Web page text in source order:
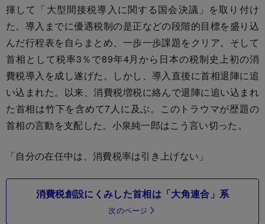
揮して「大型間接税導入に関する国会決議」を取り付け
た。導入までに優遇税制の是正などの段階的目標を盛り込
んだ行程表を自らまとめ、一歩一歩課題をクリア。そして
首相として税率3％で89年4月から日本の税制史上初の消
費税導入を成し遂げた。しかし、導入直後に首相退陣に追
い込まれた。以来、消費税増税に絡んで退陣に追い込まれ
た首相は竹下を含めて7人に及ぶ。このトラウマが歴題の
首相の言動を支配した。小泉純一郎はこう言い切った。
「自分の在任中は、消費税率は引き上げない」
消費税創設にくみした首相は「大角連合」系
次のページ